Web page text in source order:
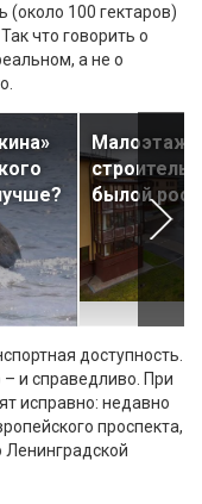
(около 100 гектаров)
что говорить о
а не о
былой
доступность.
и справедливо. При
исправно: недавно
проспекта,
Ленинградской